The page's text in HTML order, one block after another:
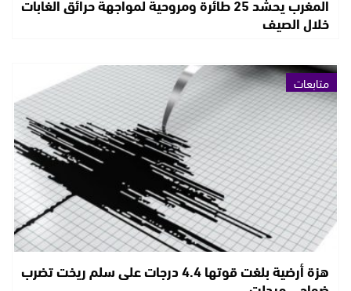
خلال الصيف
متابعات
هزة أرضية بلغت قوتها 4.4 درجات على سلم ريخت تضرب